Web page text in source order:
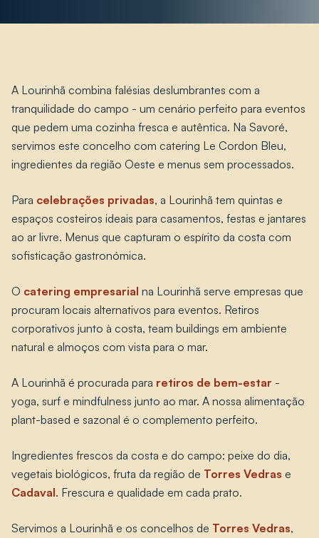
A Lourinhã combina falésias deslumbrantes com a
tranquilidade do campo - um cenário perfeito para eventos
que pedem uma cozinha fresca e autêntica. Na Savoré,
servimos este concelho com catering Le Cordon Bleu,
ingredientes da região Oeste e menus sem processados.
Para celebrações privadas, a Lourinhã tem quintas e
espaços costeiros ideais para casamentos, festas e jantares
ao ar livre. Menus que capturam o espírito da costa com
sofisticação gastronómica.
O catering empresarial na Lourinhã serve empresas que
procuram locais alternativos para eventos. Retiros
corporativos junto à costa, team buildings em ambiente
natural e almoços com vista para o mar.
A Lourinhã é procurada para retiros de bem-estar -
yoga, surf e mindfulness junto ao mar. A nossa alimentação
plant-based e sazonal é o complemento perfeito.
Ingredientes frescos da costa e do campo: peixe do dia,
vegetais biológicos, fruta da região de Torres Vedras e
Cadaval. Frescura e qualidade em cada prato.
Servimos a Lourinhã e os concelhos de Torres Vedras,